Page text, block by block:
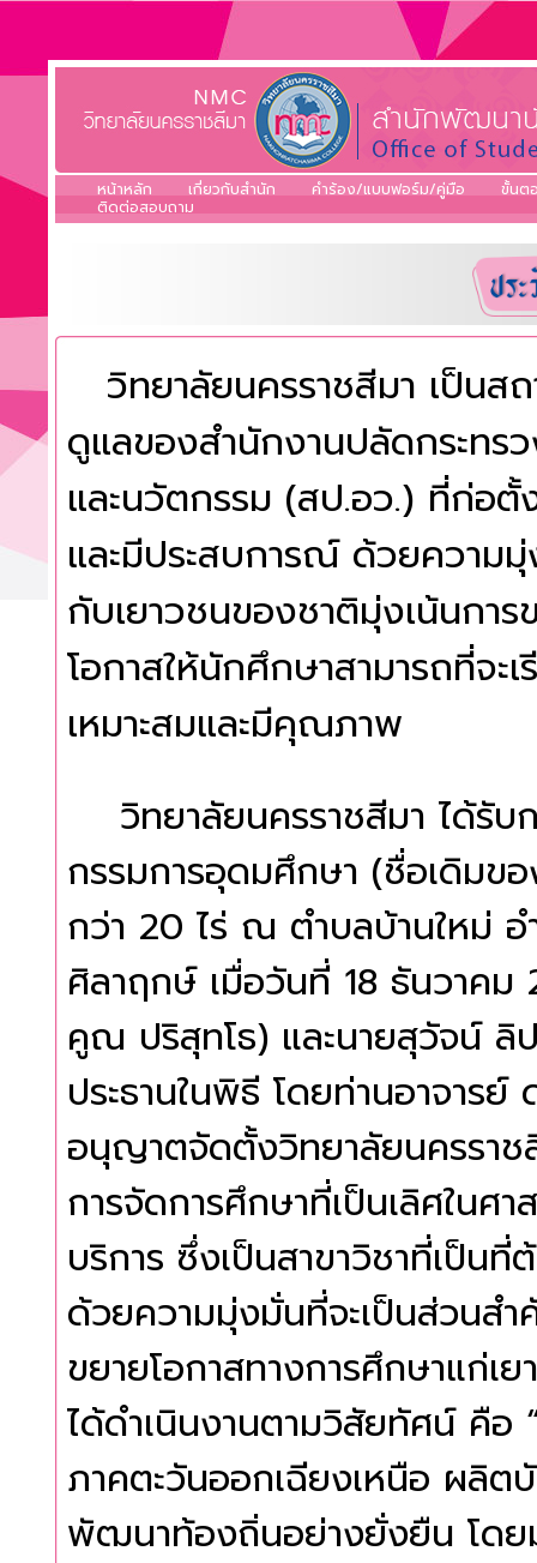
หน้าหลัก เกี่ยวกับสำนัก คำร้อง/แบบฟอร์ม/คู่มือ
ขั้นต
ติดต่อสอบถาม
วิทยาลัยนครราชสีมา เป็นส
ดูแลของสำนักงานปลัดกระทร
และนวัตกรรม (สป.อว.) ที่ก่อ
และมีประสบการณ์ ด้วยความ
กับเยาวชนของชาติมุ่งเน้นการ
โอกาสให้นักศึกษาสามารถที่จะ
เหมาะสมและมีคุณภาพ
วิทยาลัยนครราชสีมา ได้รับ
กรรมการอุดมศึกษา (ชื่อเดิมข
กว่า 20 ไร่ ณ ตำบลบ้านใหม่ อ
ศิลาฤกษ์ เมื่อวันที่ 18 ธันวาค
คูณ ปริสุทโธ) และนายสุวัจน์
ประธานในพิธี โดยท่านอาจาร
อนุญาตจัดตั้งวิทยาลัยนครราช
การจัดการศึกษาที่เป็นเลิศในศ
บริการ ซึ่งเป็นสาขาวิชาที่เป็น
ด้วยความมุ่งมั่นที่จะเป็นส่วนส
ขยายโอกาสทางการศึกษาแก่เ
ได้ดำเนินงานตามวิสัยทัศน์ คื
ภาคตะวันออกเฉียงเหนือ ผลิ
พัฒนาท้องถิ่นอย่างยั่งยืน โดย